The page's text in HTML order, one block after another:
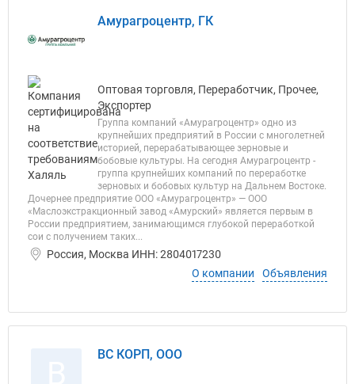
Амурагроцентр, ГК
Оптовая торговля, Переработчик, Прочее,
Экспортер
Группа компаний «Амурагроцентр» одно из
крупнейших предприятий в России с многолетней
историей, перерабатывающее зерновые и
бобовые культуры. На сегодня Амурагроцентр -
группа крупнейших компаний по переработке
зерновых и бобовых культур на Дальнем Востоке.
Дочернее предприятие ООО «Амурагроцентр» — ООО
«Маслоэкстракционный завод «Амурский» является первым в
России предприятием, занимающимся глубокой переработкой
сои с получением таких...
Россия, Москва ИНН: 2804017230
О компании
Объявления
ВС КОРП, ООО